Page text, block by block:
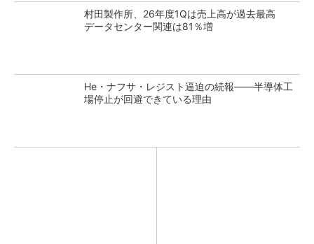
村田製作所、26年度1Qは売上高が過去最高
データセンター関連は81％増
He・ナフサ・レジスト逼迫の続報――半導体工
場停止が回避できている理由